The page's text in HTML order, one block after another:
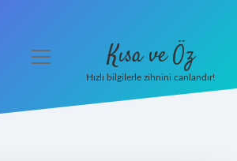
menüyü
Kısa ve Öz
Hızlı bilgilerle zihnini canlandır!